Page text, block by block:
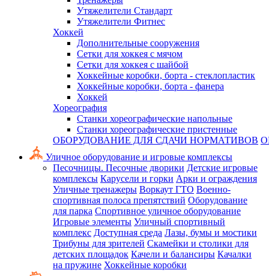
Утяжелители Стандарт
Утяжелители Фитнес
Хоккей
Дополнительные сооружения
Сетки для хоккея с мячом
Сетки для хоккея с шайбой
Хоккейные коробки, борта - стеклопластик
Хоккейные коробки, борта - фанера
Хоккей
Хореография
Станки хореографические напольные
Станки хореографические пристенные
ОБОРУДОВАНИЕ ДЛЯ СДАЧИ НОРМАТИВОВ
Уличное оборудование и игровые комплексы
Песочницы. Песочные дворики Детские игровые
комплексы Карусели и горки Арки и ограждения
Уличные тренажеры Воркаут ГТО Военно-
спортивная полоса препятствий Оборудование
для парка Спортивное уличное оборудование
Игровые элементы Уличный спортивный
комплекс Доступная среда Лазы, бумы и мостики
Трибуны для зрителей Скамейки и столики для
детских площадок Качели и балансиры Качалки
на пружине Хоккейные коробки